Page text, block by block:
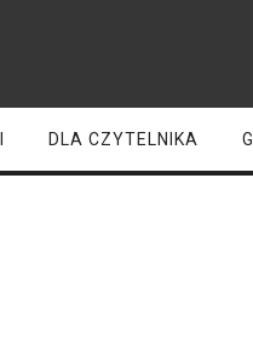
DLA CZYTELNIKA